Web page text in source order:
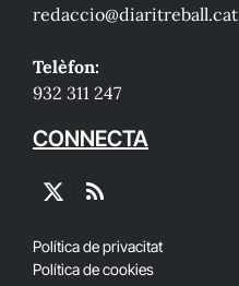
redaccio@diaritreball.cat
Telèfon:
932 311 247
CONNECTA
X
RSS
Política de privacitat
Política de cookies